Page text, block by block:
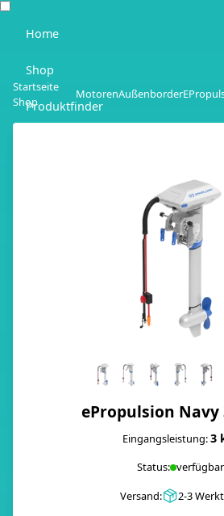
Home
Shop
Produktfinder
Mo-Fr: 10:00-18:00 Uhr
Startseite
Shop
MotorenAußenborder
ePropulsion Navy
Eingangsleistung:3
Status: verfügbar
Versand:
2-3